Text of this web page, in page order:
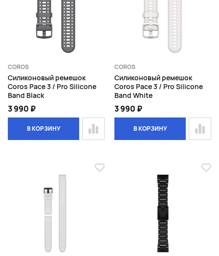
COROS
Силиконовый ремешок
Coros Pace 3 / Pro Silicone
Band Black
3 990 ₽
В КОРЗИНУ
COROS
Силиконовый ремешок
Coros Pace 3 / Pro Silicone
Band White
3 990 ₽
В КОРЗИНУ